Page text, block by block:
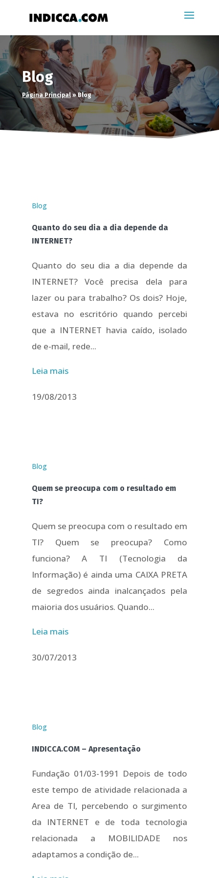
Blog
Página Principal»Blog
Blog
Quanto do seu dia a dia depende da
INTERNET?
Quanto do seu dia a dia depende da
INTERNET? Você precisa dela para
lazer ou para trabalho? Os dois? Hoje,
estava no escritório quando percebi
que a INTERNET havia caído, isolado
de e-mail, rede...
Leia mais
19/08/2013
Blog
Quem se preocupa com o resultado em
TI?
Quem se preocupa com o resultado em
TI? Quem se preocupa? Como
funciona? A TI (Tecnologia da
Informação) é ainda uma CAIXA PRETA
de segredos ainda inalcançados pela
maioria dos usuários. Quando...
Leia mais
30/07/2013
Blog
INDICCA.COM – Apresentação
Fundação 01/03-1991 Depois de todo
este tempo de atividade relacionada a
Area de TI, percebendo o surgimento
da INTERNET e de toda tecnologia
relacionada a MOBILIDADE nos
adaptamos a condição de...